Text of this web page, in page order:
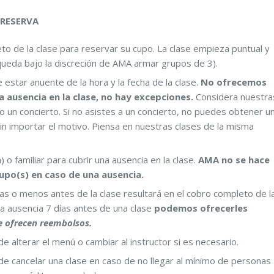
de la clase para reservar su cupo. La clase empieza puntual y
bajo la discreción de AMA armar grupos de 3).
anuente de la hora y la fecha de la clase. No ofrecemos
en la clase, no hay excepciones. Considera
un concierto. Si no asistes a un concierto, no puedes obtener un
importar el motivo. Piensa en nuestras clases de la misma
o familiar para cubrir una ausencia en la clase. AMA no se hace
en caso de una ausencia.
o menos antes de la clase resultará en el cobro completo de
ausencia 7 días antes de una clase podemos ofrecerles
ofrecen reembolsos.
alterar el menú o cambiar al instructor si es necesario.
cancelar una clase en caso de no llegar al mínimo de personas